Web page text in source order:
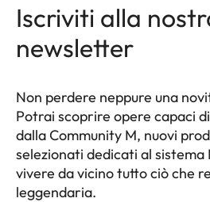
Iscriviti alla
newsletter
Non perdere neppure una
Potrai scoprire opere capaci
dalla Community M, nuovi
selezionati dedicati al
vivere da vicino tutto ciò che
leggendaria.